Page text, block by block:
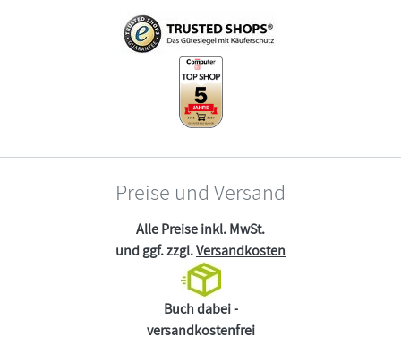
Preise und Versand
Alle Preise inkl. MwSt.
und ggf. zzgl.Versandkosten
Buch dabei -
versandkostenfrei